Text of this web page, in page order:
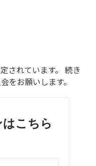
されています。 続き
をお願いします。
こちら